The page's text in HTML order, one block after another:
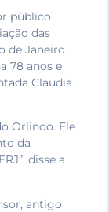
público
das
de Janeiro
78 anos e
Claudia
Orlindo. Ele
da
disse a
antigo